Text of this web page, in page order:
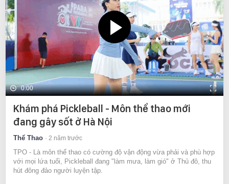
0:00
Khám phá Pickleball - Môn thể thao mới
đang gây sốt ở Hà Nội
Thể Thao 2 năm trước
TPO - Là môn thể thao có cường độ vận động vừa phải và phù hợp
với mọi lứa tuổi, Pickleball đang "làm mưa, làm gió" ở Thủ đô, thu
hút đông đảo người luyện tập.